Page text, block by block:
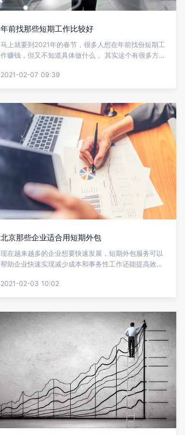
年前找那些短期工作比较好
马上就要到2021年的春节，很多人想在年前找份短期工
作赚钱，但又不知道具体做什么， 其实这个有很多方面
进行分类筛选比较好，下面让金柚网来给我们详细的介
2021-02-07 09:39
北京那些企业适合用短期外包
现在越来越多的企业想要快速发展，短期外包服务可以
帮助企业快速实现减少成本和事务性工作还能提高效
们需要根据自己公司的实际情况来看，下面就让金柚网
2021-02-03 10:02